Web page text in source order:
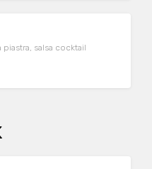
salsa cocktail